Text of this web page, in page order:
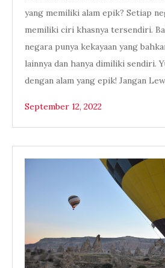
yang memiliki alam epik? Setiap
memiliki ciri khasnya tersendiri.
negara punya kekayaan yang
lainnya dan hanya dimiliki sendiri.
dengan alam yang epik! Jangan
September 12, 2022